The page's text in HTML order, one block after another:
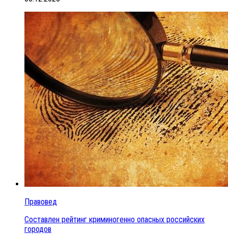
Правовед
Составлен рейтинг криминогенно опасных российских
городов